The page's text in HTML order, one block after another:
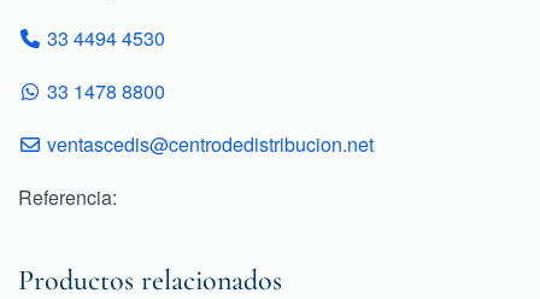
33 4494 4530
33 1478 8800
ventascedis@centrodedistribucion.net
Referencia:
Productos relacionados